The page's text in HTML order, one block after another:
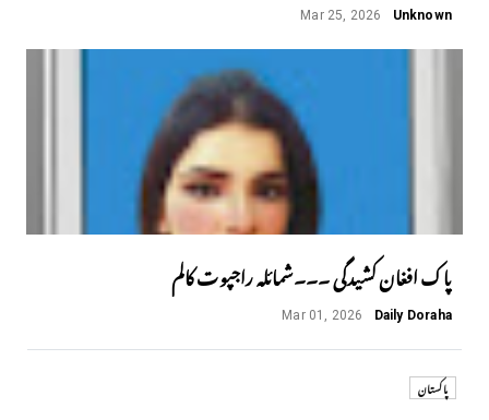
Unknown
Mar 25, 2026
پاک افغان کشیدگی ۔۔۔شمائلہ راجپوت کالم
Daily Doraha
Mar 01, 2026
پاکستان